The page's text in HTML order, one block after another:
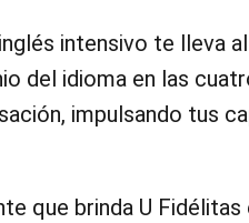
intensivo te lleva
del idioma en las
impulsando tus
que brinda U